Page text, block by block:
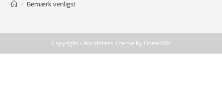
> Bemærk venligst
Copyright - WordPress Theme by OceanWP